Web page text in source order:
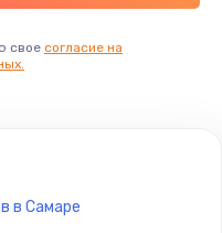
свое согласие на
в Самаре